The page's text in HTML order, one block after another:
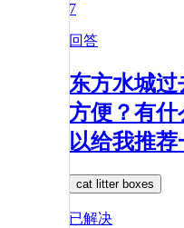
7
回答
东方水城
方便？有
以给我推荐
cat litter boxes
已解决